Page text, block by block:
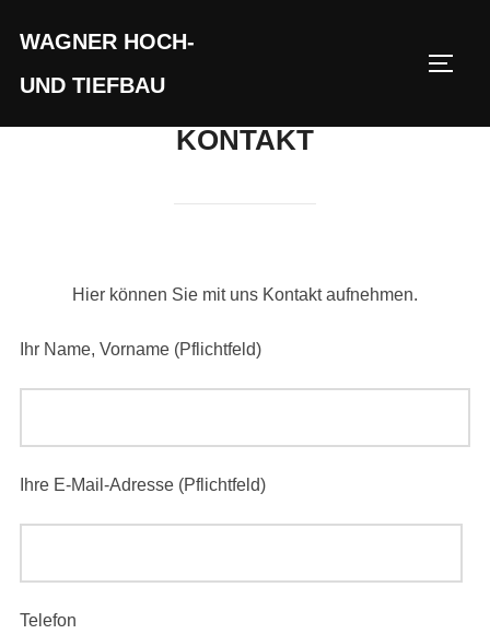
Inhalt
springen
WAGNER HOCH-
UND TIEFBAU
KONTAKT
Hier können Sie mit uns Kontakt aufnehmen.
Ihr Name, Vorname (Pflichtfeld)
Ihre E-Mail-Adresse (Pflichtfeld)
Telefon